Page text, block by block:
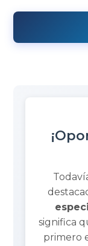
significa
primero